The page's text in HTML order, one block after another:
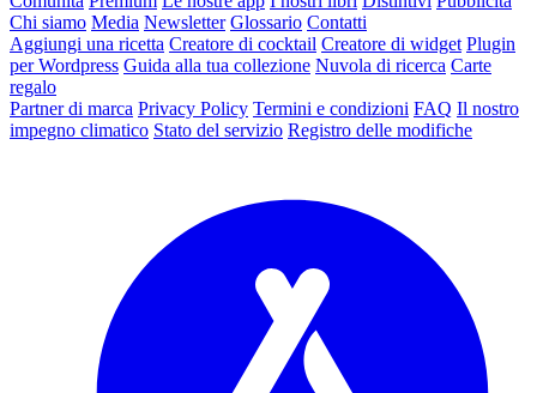
Chi siamo Media Newsletter Glossario Contatti
Aggiungi una ricetta Creatore di cocktail Creatore di widget Plugin
per Wordpress Guida alla tua collezione Nuvola di ricerca Carte
regalo
Partner di marca Privacy Policy Termini e condizioni FAQ Il nostro
impegno climatico Stato del servizio Registro delle modifiche